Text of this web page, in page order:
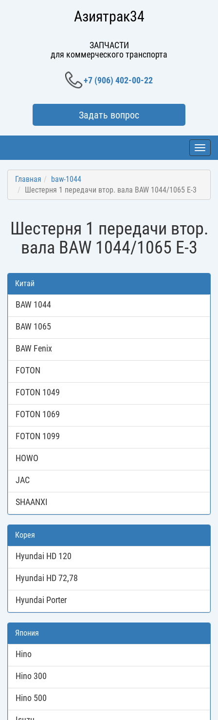
Азиятрак34
ЗАПЧАСТИ
для коммерческого транспорта
+7 (906) 402-00-22
Задать вопрос
Главная
baw-1044
Шестерня 1 передачи втор. вала BAW 1044/1065 Е-3
Шестерня 1 передачи втор.
вала BAW 1044/1065 Е-3
Китай
BAW 1044
BAW 1065
BAW Fenix
FOTON
FOTON 1049
FOTON 1069
FOTON 1099
HOWO
JAC
SHAANXI
Корея
Hyundai HD 120
Hyundai HD 72,78
Hyundai Porter
Япония
Hino
Hino 300
Hino 500